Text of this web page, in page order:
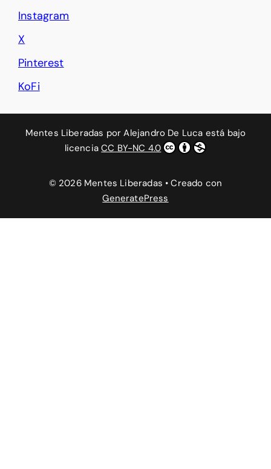
Instagram
X
Pinterest
KoFi
Mentes Liberadas porAlejandro De Luca está bajo
licenciaCC BY-NC 4.0
© 2026 Mentes Liberadas • Creado con
GeneratePress